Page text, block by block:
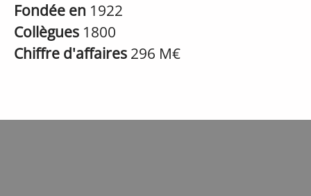
Fondée en 1922
Collègues 1800
Chiffre d'affaires 296 M€